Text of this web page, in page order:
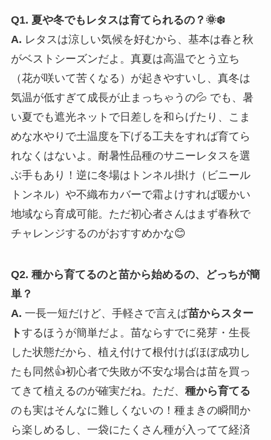
Q1. 夏や冬でもレタスは育てられるの？🌞❄️
A. レタスは涼しい気候を好むから、基本は春と秋
がベストシーズンだよ。真夏は高温でとう立ち
（花が咲いて苦くなる）が起きやすいし、真冬は
気温が低すぎて成長が止まっちゃうの💦 でも、暑
い夏でも遮光ネットで日差しを和らげたり、こま
めな水やりで土温度を下げる工夫をすれば育てら
れなくはないよ。耐暑性品種のサニーレタスを選
ぶ手もあり！逆に冬場はトンネル掛け（ビニール
トンネル）や不織布カバーで霜よけすれば暖かい
地域なら育成可能。ただ初心者さんはまず春秋で
チャレンジするのがおすすめかな😊
Q2. 種から育てるのと苗から始めるの、どっちが簡
単？
A. 一長一短だけど、手軽さで言えば苗からスター
トするほうが簡単だよ。苗ならすでに発芽・生長
した状態だから、植え付けて根付けばほぼ成功し
たも同然👍初心者で失敗が不安な場合は苗を買っ
てきて植えるのが確実だね。ただ、 種から育てる
のも実はそんなに難しくないの！種まきの瞬間か
ら楽しめるし、一袋にたくさん種が入ってて経済